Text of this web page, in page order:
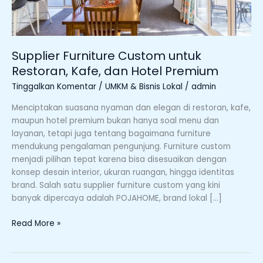
Supplier Furniture Custom untuk
Restoran, Kafe, dan Hotel Premium
Tinggalkan Komentar / UMKM & Bisnis Lokal / admin
Menciptakan suasana nyaman dan elegan di restoran, kafe,
maupun hotel premium bukan hanya soal menu dan
layanan, tetapi juga tentang bagaimana furniture
mendukung pengalaman pengunjung. Furniture custom
menjadi pilihan tepat karena bisa disesuaikan dengan
konsep desain interior, ukuran ruangan, hingga identitas
brand. Salah satu supplier furniture custom yang kini
banyak dipercaya adalah POJAHOME, brand lokal […]
Premium
Read More »